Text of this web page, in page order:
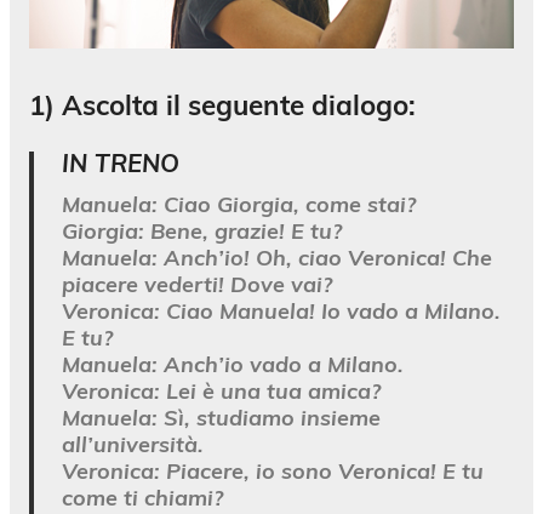
1) Ascolta il seguente dialogo:
IN TRENO
Manuela: Ciao Giorgia, come stai?
Giorgia: Bene, grazie! E tu?
Manuela: Anch’io! Oh, ciao Veronica! Che
piacere vederti! Dove vai?
Veronica: Ciao Manuela! Io vado a Milano.
E tu?
Manuela: Anch’io vado a Milano.
Veronica: Lei è una tua amica?
Manuela: Sì, studiamo insieme
all’università.
Veronica: Piacere, io sono Veronica! E tu
come ti chiami?